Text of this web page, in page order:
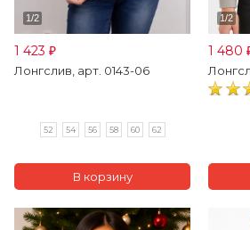
1 423 ₽
Лонгслив, арт. 0143-06
52 54 56 58 60 62
1 480